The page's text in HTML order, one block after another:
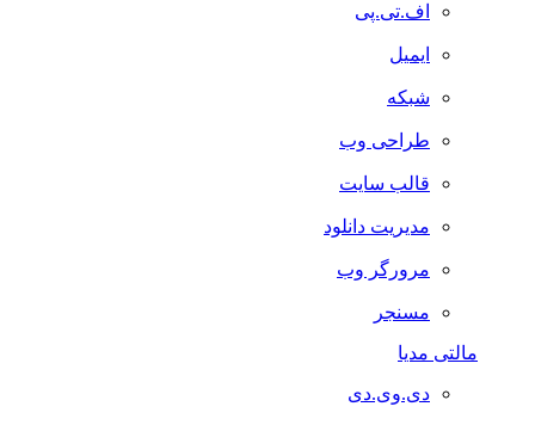
اف.تی.پی
ایمیل
شبکه
طراحی وب
قالب سایت
مدیریت دانلود
مرورگر وب
مسنجر
مالتی مدیا
دی.وی.دی